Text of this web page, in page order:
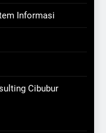
Informasi
Cibubur